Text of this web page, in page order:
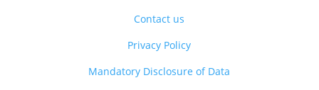
Contact us
Privacy Policy
Mandatory Disclosure of Data